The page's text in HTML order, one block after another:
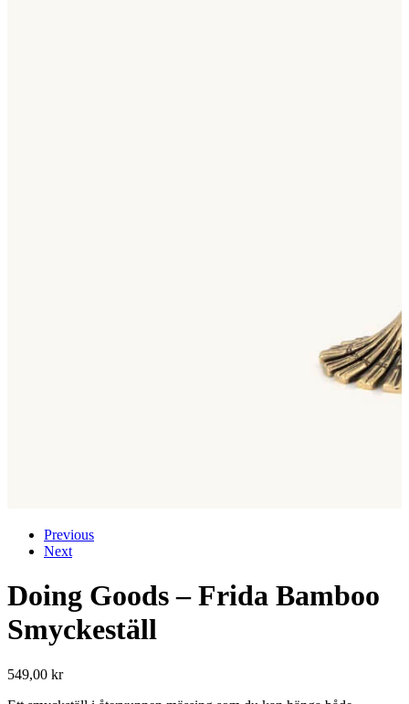
Previous
Next
Doing Goods – Frida Bamboo
Smyckeställ
549,00 kr